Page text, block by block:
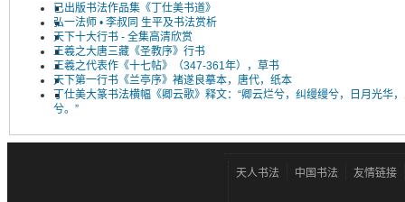
已出版书法作品集《丁仕美书道》
弘一法师 • 李叔同 生平及书法赏析
天下十大行书 - 全集高清欣赏
王羲之大唐三藏《圣教序》行书
王羲之代表作《十七帖》（347-361年），草书
天下第一行书《兰亭序》褚遂良摹本，唐代，纸本
丁仕美大篆书法横幅《卿云歌》释文：“卿云烂兮，纠缦缦兮，日月光华
兮。”
天人书法 中国书法 友情链接